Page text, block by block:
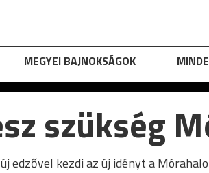
MEGYEI BAJNOKSÁGOK
szükség
edzővel kezdi az új idényt a